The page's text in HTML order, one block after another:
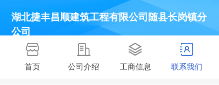
湖北捷丰昌顺建筑工程有限公司随县长岗镇分
公司
首页 公司介绍 工商信息 联系我们